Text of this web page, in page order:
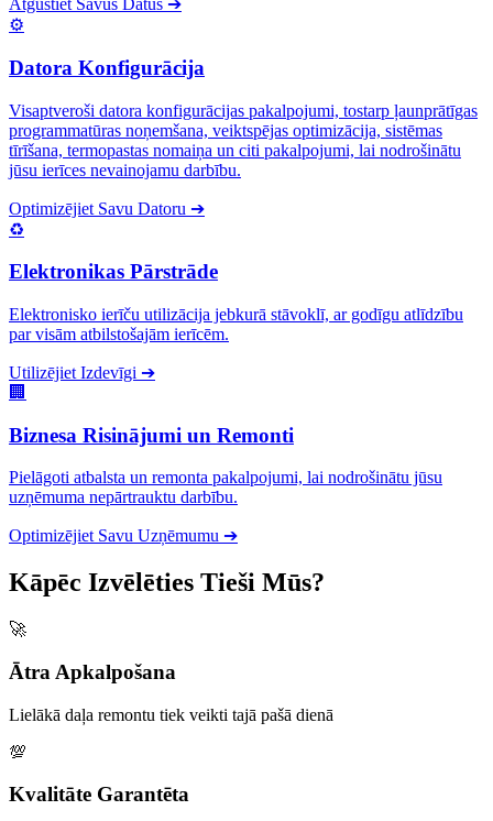
Atgūstiet Savus Datus ➔
⚙️
Datora Konfigurācija
Visaptveroši datora konfigurācijas pakalpojumi, tostarp ļaunprātīgas
programmatūras noņemšana, veiktspējas optimizācija, sistēmas
tīrīšana, termopastas nomaiņa un citi pakalpojumi, lai nodrošinātu
jūsu ierīces nevainojamu darbību.
Optimizējiet Savu Datoru ➔
♻️
Elektronikas Pārstrāde
Elektronisko ierīču utilizācija jebkurā stāvoklī, ar godīgu atlīdzību
par visām atbilstošajām ierīcēm.
Utilizējiet Izdevīgi ➔
🏢
Biznesa Risinājumi un Remonti
Pielāgoti atbalsta un remonta pakalpojumi, lai nodrošinātu jūsu
uzņēmuma nepārtrauktu darbību.
Optimizējiet Savu Uzņēmumu ➔
Kāpēc Izvēlēties Tieši Mūs?
🚀
Ātra Apkalpošana
Lielākā daļa remontu tiek veikti tajā pašā dienā
💯
Kvalitāte Garantēta